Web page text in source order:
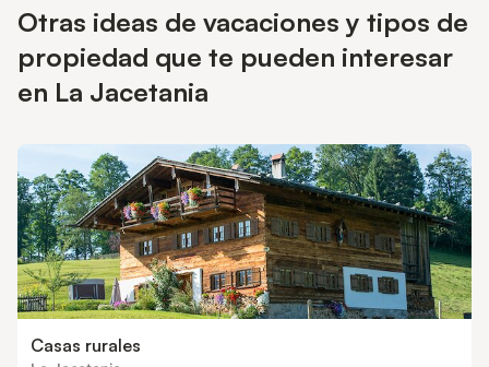
Otras ideas de vacaciones y tipos de
propiedad que te pueden interesar
en La Jacetania
Casas rurales